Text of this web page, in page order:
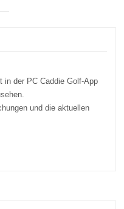
in der PC Caddie Golf-App
und die aktuellen